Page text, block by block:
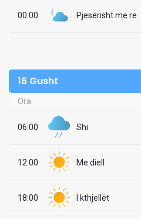
00:00 Pjesërisht me re
16 Gusht
Ora
06:00 Shi
12:00 Me diell
18:00 I kthjellët